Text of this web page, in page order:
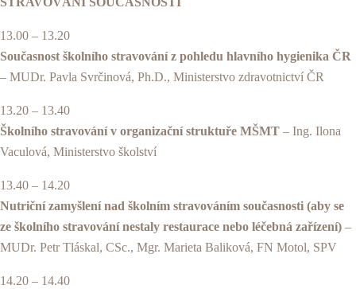
13.00 – 13.20
Současnost školního stravování z pohledu hlavního hygienika ČR
– MUDr. Pavla Svrčinová, Ph.D., Ministerstvo zdravotnictví ČR
13.20 – 13.40
Školního stravování v organizační struktuře MŠMT – Ing. Ilona
Vaculová, Ministerstvo školství
13.40 – 14.20
Nutriční zamyšlení nad školním stravováním současnosti (aby se
ze školního stravování nestaly restaurace nebo léčebná zařízení) –
MUDr. Petr Tláskal, CSc., Mgr. Marieta Baliková, FN Motol, SPV
14.20 – 14.40